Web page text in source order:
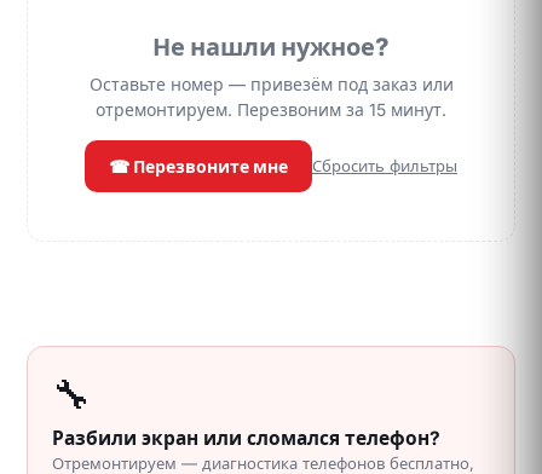
Не нашли нужное?
Оставьте номер — привезём под заказ или
отремонтируем. Перезвоним за 15 минут.
☎ Перезвоните мне Сбросить фильтры
🔧
Разбили экран или сломался телефон?
Отремонтируем — диагностика телефонов бесплатно,